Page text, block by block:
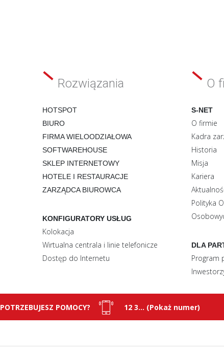
Rozwiązania
HOTSPOT
BIURO
FIRMA WIELOODZIAŁOWA
SOFTWAREHOUSE
SKLEP INTERNETOWY
HOTELE I RESTAURACJE
ZARZĄDCA BIUROWCA
KONFIGURATORY USŁUG
Kolokacja
Wirtualna centrala i linie telefonicze
Dostęp do Internetu
O
S-NET
O firmie
Kadra
Historia
Misja
Kariera
Polityka
DLA
Program
POTRZEBUJESZ POMOCY? 12 3... (Pokaż numer)